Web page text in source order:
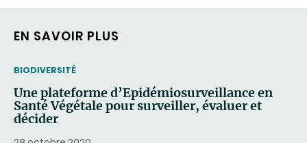
EN SAVOIR PLUS
THEMATIC
BIODIVERSITÉ
Une plateforme d’Epidémiosurveillance en
Santé Végétale pour surveiller, évaluer et
décider